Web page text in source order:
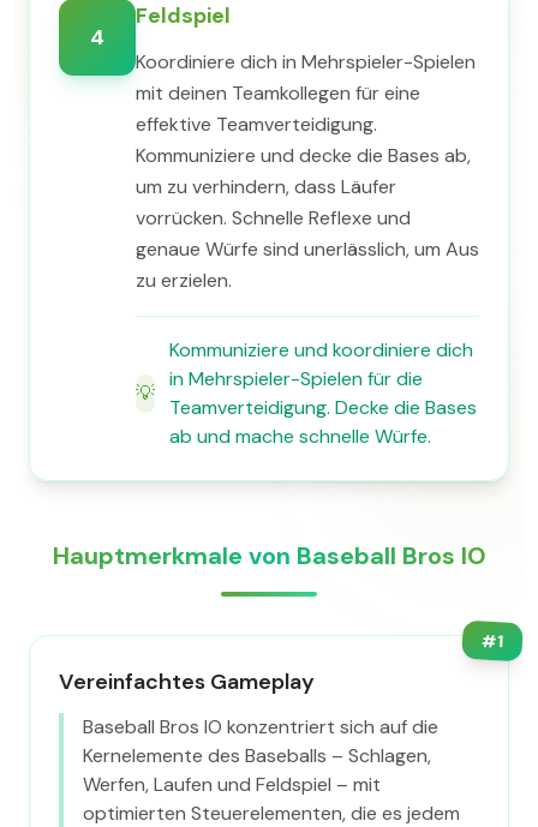
4
Feldspiel
Koordiniere dich in Mehrspieler-Spielen
mit deinen Teamkollegen für eine
effektive Teamverteidigung.
Kommuniziere und decke die Bases ab,
um zu verhindern, dass Läufer
vorrücken. Schnelle Reflexe und
genaue Würfe sind unerlässlich, um Aus
zu erzielen.
💡
Kommuniziere und koordiniere dich
in Mehrspieler-Spielen für die
Teamverteidigung. Decke die Bases
ab und mache schnelle Würfe.
Hauptmerkmale von Baseball Bros IO
#1
Vereinfachtes Gameplay
Baseball Bros IO konzentriert sich auf die
Kernelemente des Baseballs – Schlagen,
Werfen, Laufen und Feldspiel – mit
optimierten Steuerelementen, die es jedem